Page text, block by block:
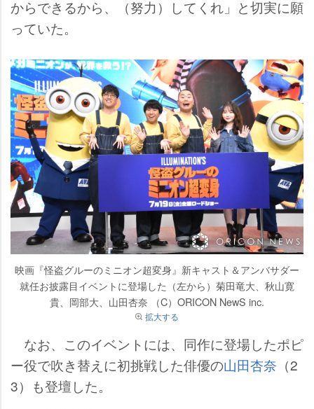
からできるから、（努力）してくれ」と切実に願
っていた。
映画『怪盗グルーのミニオン超変身』新キャスト＆アンバサダー
就任お披露目イベントに登場した（左から）菊田竜大、秋山寛
貴、岡部大、山田杏奈 （C）ORICON NewS inc.
拡大する
なお、このイベントには、同作に登場したポピ
ー役で吹き替えに初挑戦した俳優の山田杏奈 （2
3）も登壇した。